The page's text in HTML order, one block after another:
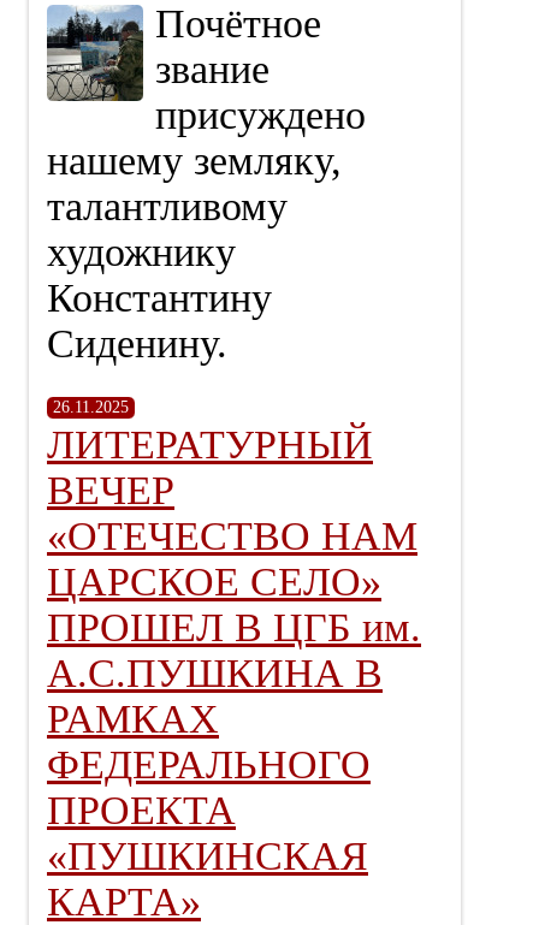
Почётное
звание
присуждено
нашему земляку,
талантливому
художнику
Константину
Сиденину.
26.11.2025
ЛИТЕРАТУРНЫЙ
ВЕЧЕР
«ОТЕЧЕСТВО НАМ
ЦАРСКОЕ СЕЛО»
ПРОШЕЛ В ЦГБ им.
А.С.ПУШКИНА В
РАМКАХ
ФЕДЕРАЛЬНОГО
ПРОЕКТА
«ПУШКИНСКАЯ
КАРТА»